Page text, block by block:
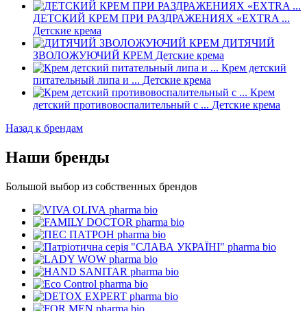
ДЕТСКИЙ КРЕМ ПРИ РАЗДРАЖЕНИЯХ «EXTRA ...
Детские крема
ДИТЯЧИЙ
ЗВОЛОЖУЮЧИЙ КРЕМ Детские крема
Крем детский
питательный липа и ... Детские крема
Крем
детский противовоспалительный с ... Детские крема
Назад к брендам
Наши бренды
Большой выбор из собственных брендов
pharma bio
pharma bio
pharma bio
pharma bio
pharma bio
pharma bio
pharma bio
pharma bio
pharma bio